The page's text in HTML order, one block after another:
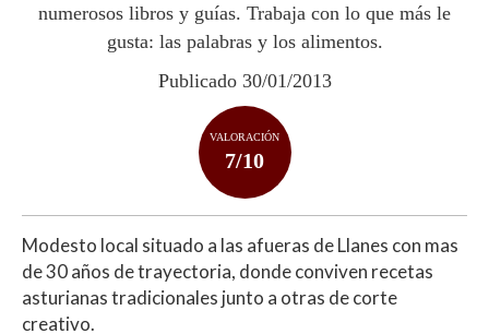
numerosos libros y guías. Trabaja con lo que más le
gusta: las palabras y los alimentos.
Publicado 30/01/2013
VALORACIÓN
7/10
Modesto local situado a las afueras de Llanes con mas
de 30 años de trayectoria, donde conviven recetas
asturianas tradicionales junto a otras de corte
creativo.